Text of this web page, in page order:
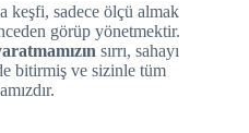
keşfi, sadece ölçü almak
görüp yönetmektir.
sırrı, sahayı
bitirmiş ve sizinle tüm